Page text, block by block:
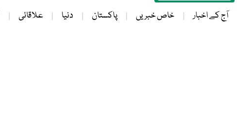
آج کے اخبار خاص خبریں پاکستان دنیا علاقائی